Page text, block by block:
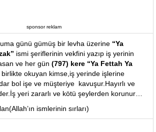
sponsor reklam
günü gümüş bir levha üzerine “Ya
ismi şeriflerinin vekfini yazıp iş yerinin
ve her gün (797) kere “Ya Fettah Ya
birlikte okuyan kimse,iş yerinde işlerine
bol işe ve müşteriye kavuşur.Hayırlı ve
yeri zararlı ve kötü şeylerden korunur…
ismlerinin sırları)